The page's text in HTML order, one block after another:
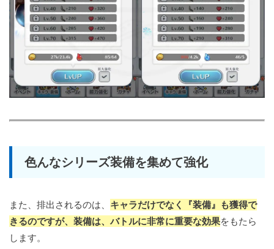
色んなシリーズ装備を集めて強化
また、排出されるのは、 キャラだけでなく『装備』も獲得で
きるのですが、装備は、バトルに非常に重要な効果をもたら
します。